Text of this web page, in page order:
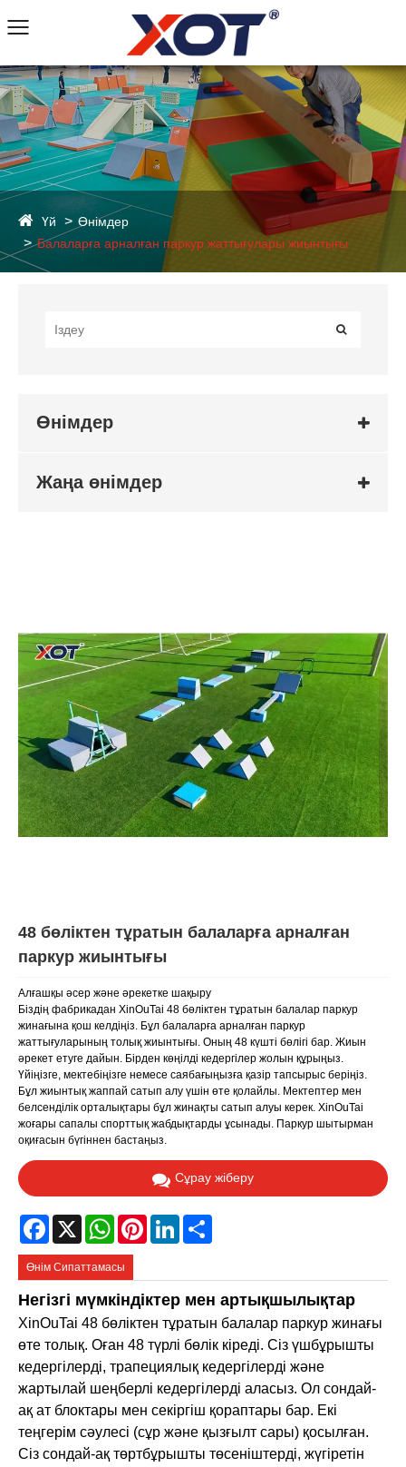
Үй
Өнімдер
Балаларға арналған паркур жаттығулары жиынтығы
Өнімдер
Жаңа өнімдер
48 бөліктен тұратын балаларға арналған
паркур жиынтығы
Алғашқы әсер және әрекетке шақыру
Біздің фабрикадан XinOuTai 48 бөліктен тұратын балалар паркур
жинағына қош келдіңіз. Бұл балаларға арналған паркур
жаттығуларының толық жиынтығы. Оның 48 күшті бөлігі бар. Жиын
әрекет етуге дайын. Бірден көңілді кедергілер жолын құрыңыз.
Үйіңізге, мектебіңізге немесе саябағыңызға қазір тапсырыс беріңіз.
Бұл жиынтық жаппай сатып алу үшін өте қолайлы. Мектептер мен
белсенділік орталықтары бұл жинақты сатып алуы керек. XinOuTai
жоғары сапалы спорттық жабдықтарды ұсынады. Паркур шытырман
оқиғасын бүгіннен бастаңыз.
Сұрау жіберу
Facebook
X WhatsAppPinterestLinkedIn
Өнім Сипаттамасы
Негізгі мүмкіндіктер мен артықшылықтар
XinOuTai 48 бөліктен тұратын балалар паркур жинағы
өте толық. Оған 48 түрлі бөлік кіреді. Сіз үшбұрышты
кедергілерді, трапециялық кедергілерді және
жартылай шеңберлі кедергілерді аласыз. Ол сондай-
ақ ат блоктары мен секіргіш қораптары бар. Екі
теңгерім сәулесі (сұр және қызғылт сары) қосылған.
Сіз сондай-ақ төртбұрышты төсеніштерді, жүгіретін